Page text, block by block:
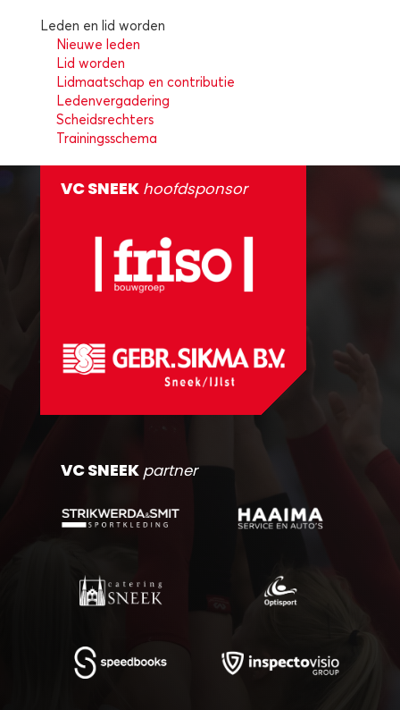
Leden en lid worden
Nieuwe leden
Lid worden
Lidmaatschap en contributie
Ledenvergadering
Scheidsrechters
Trainingsschema
VC SNEEK hoofdsponsor
VC SNEEK partner